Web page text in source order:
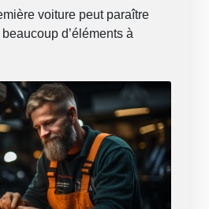
voiture peut paraître
d’éléments à